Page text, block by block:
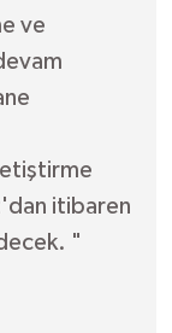
ve
itibaren
"